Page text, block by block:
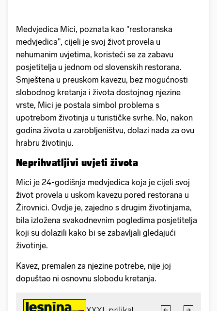
Medvjedica Mici, poznata kao "restoranska
medvjedica", cijeli je svoj život provela u
nehumanim uvjetima, koristeći se za zabavu
posjetitelja u jednom od slovenskih restorana.
Smještena u preuskom kavezu, bez mogućnosti
slobodnog kretanja i života dostojnog njezine
vrste, Mici je postala simbol problema s
upotrebom životinja u turističke svrhe. No, nakon
godina života u zarobljeništvu, dolazi nada za ovu
hrabru životinju.
Neprihvatljivi uvjeti života
Mici je 24-godišnja medvjedica koja je cijeli svoj
život provela u uskom kavezu pored restorana u
Žirovnici. Ovdje je, zajedno s drugim životinjama,
bila izložena svakodnevnim pogledima posjetitelja
koji su dolazili kako bi se zabavljali gledajući
životinje.
Kavez, premalen za njezine potrebe, nije joj
dopuštao ni osnovnu slobodu kretanja.